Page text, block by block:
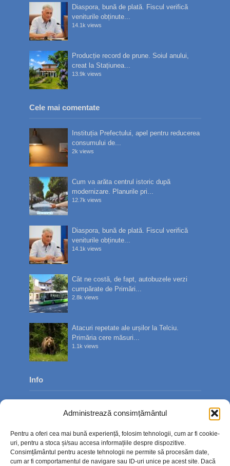
Administrează consimțământul
Pentru a oferi cea mai bună experiență, folosim tehnologii, cum ar fi cookie-
uri, pentru a stoca și/sau accesa informațiile despre dispozitive.
Consimțământul pentru aceste tehnologii ne permite să procesăm date,
cum ar fi comportamentul de navigare sau ID-uri unice pe acest site. Dacă
Diaspora, bună de plată. Fiscul verifică
veniturile obținute...
14.1k views
Producție record de prune. Soiul anului,
creat la Stațiunea...
13.9k views
Cele mai comentate
Instituția Prefectului, apel pentru reducerea
consumului de...
2k views
Cum va arăta centrul istoric după
modernizare. Planurile pri...
12.7k views
Diaspora, bună de plată. Fiscul verifică
veniturile obținute...
14.1k views
Cât ne costă, de fapt, autobuzele verzi
cumpărate de Primări...
2.8k views
Atacuri repetate ale urșilor la Telciu.
Primăria cere măsuri...
1.1k views
Info
Contact
Politica de confidențialitate